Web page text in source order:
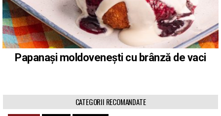
Papanași moldovenești cu brânză de vaci
CATEGORII RECOMANDATE